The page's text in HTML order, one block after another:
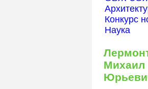
Конкурс
Наука
Михаил